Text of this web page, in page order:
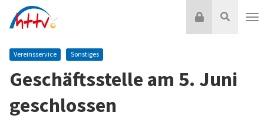
Inhalt
Suche
Login
Vereinsservice Sonstiges
Geschäftsstelle am 5. Juni
geschlossen